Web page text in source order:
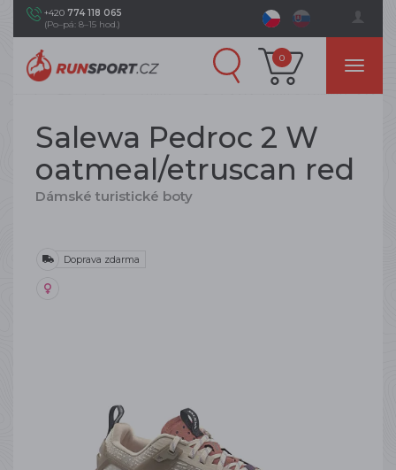
+420 774 118 065
(Po–pá: 8–15 hod.)
0
Salewa Pedroc 2 W
oatmeal/etruscan red
Dámské turistické boty
Doprava zdarma